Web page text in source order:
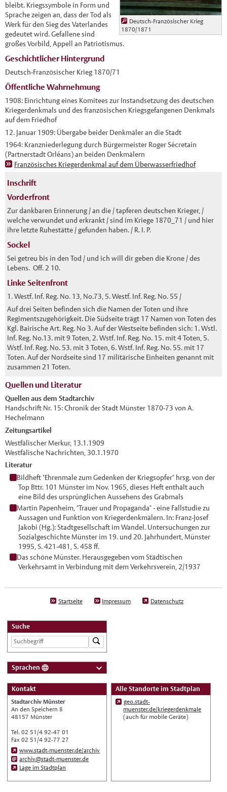
Deutsch-Französischer Krieg
1870/1871
bleibt. Kriegssymbole in Form und
Sprache zeigen an, dass der Tod als
Werk für den Sieg des Vaterlandes
gedeutet wird. Gefallene sind
großes Vorbild, Appell an Patriotismus.
Geschichtlicher Hintergrund
Deutsch-Französischer Krieg 1870/71
Öffentliche Wahrnehmung
1908: Einrichtung eines Komitees zur Instandsetzung des deutschen
Kriegerdenkmals und des französischen Kriegsgefangenen Denkmals
auf dem Friedhof
12. Januar 1909: Übergabe beider Denkmäler an die Stadt
1964: Kranzniederlegung durch Bürgermeister Roger Sécretain
(Partnerstadt Orléans) an beiden Denkmälern
Französisches Kriegerdenkmal auf dem Überwasserfriedhof
Inschrift
Vorderfront
Zur dankbaren Erinnerung / an die / tapferen deutschen Krieger, /
welche verwundet und erkrankt / sind im Kriege 1870_71 / und hier
ihre letzte Ruhestätte / gefunden haben. / R. I. P.
Sockel
Sei getreu bis in den Tod / und ich will dir geben die Krone / des
Lebens. Off. 2 10.
Linke Seitenfront
1. Westf. Inf. Reg. No. 13, No.73, 5. Westf. Inf. Reg. No. 55 /
Auf drei Seiten befinden sich die Namen der Toten und ihre
Regimentszugehörigkeit. Die Südseite trägt 17 Namen von Toten des
Kgl. Bairische Art. Reg. No 3. Auf der Westseite befinden sich: 1. Wstl.
Inf. Reg. No.13. mit 9 Toten, 2. Wstf. Inf. Reg. No. 15. mit 4 Toten, 5.
Wstf. Inf. Reg. No. 53. mit 3 Toten, 6. Wstf. Inf. Reg. No. 55. mit 17
Toten. Auf der Nordseite sind 17 militärische Einheiten genannt mit
zusammen 21 Toten.
Quellen und Literatur
Quellen aus dem Stadtarchiv
Handschrift Nr. 15: Chronik der Stadt Münster 1870-73 von A.
Hechelmann
Zeitungsartikel
Westfälischer Merkur, 13.1.1909
Westfälische Nachrichten, 30.1.1970
Literatur
Bildheft "Ehrenmale zum Gedenken der Kriegsopfer" hrsg. von der
Top Bttr. 101 Münster im Nov. 1965, dieses Heft enthält auch
eine Bild des ursprünglichen Aussehens des Grabmals
Martin Papenheim, "Trauer und Propaganda" - eine Fallstudie zu
Aussagen und Funktion von Kriegerdenkmälern. In: Franz-Josef
Jakobi (Hg.): Stadtgesellschaft im Wandel. Untersuchungen zur
Sozialgeschichte Münster im 19. und 20. Jahrhundert, Münster
1995, S. 421-481, S. 458 ff.
Das schöne Münster. Herausgegeben vom Städtischen
Verkehrsamt in Verbindung mit dem Verkehrsverein, 2/1937
Startseite Impressum Datenschutz
Suche
Sprachen
Nederlands
English
Türkçe
اللغة العربية
Français
Español
Kontakt
Stadtarchiv Münster
An den Speichern 8
48157 Münster
Tel. 02 51/4 92-47 01
Fax 02 51/4 92-77 27
www.stadt-muenster.de/archiv
archiv@stadt-muenster.de
Lage im Stadtplan
Alle Standorte im Stadtplan
geo.stadt-
muenster.de/kriegerdenkmale
(auch für mobile Geräte)